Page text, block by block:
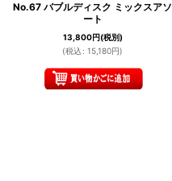
No.67 バブルディスク ミックスアソ
ート
13,800円(税別)
(税込 : 15,180円)